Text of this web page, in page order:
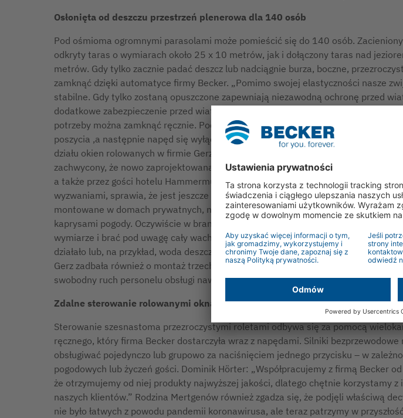
Osłonięta od deszczu przestrzeń plenerowa dla 140 osób
Pod ośmioma ogromnymi parasolami może pomieścić się do 140 osób.
odkryty taras o wymiarach około 25 x 10 metrów, jak i dołączony taras nad
metrów. Gdy tylko zacznie padać deszcz lub nadciągnie burza, boczne,
zamknąć dzięki automatyce firmy Becker. „Pomimo swojej elastyczności nasze
stabilne. Gdy tylko zostaną opuszczone zapewniają niezawodną ochronę przed
dodatkowe zabezpieczenie przed wiatrem okno rolowane posiada zamek w szynie
potrzeby można zamknąć ręcznie. Podniesienie rolety po zamknięciu zamka
poszycia ,a następnie napęd się wyłącza” – wyjaśnia Dominik Hörter zasadę
działu okien rolowanych w firmie Gerz GmbH był mocno zaangażowany w proces
zachwycony, że nowo zaprojektowana przestrzeń zewnętrzna została tak dobrze
a także przez gości hotelu Hammermühle. Fakt, że ten wyjątkowy projekt również
wyzwaniami, sprawia, że jest jeszcze bardziej zadowolony z rezultatów: „Nasze
montowane w domach prywatnych, np. do zabezpieczania zadaszonych tarasów
kaprysami pogody. Oczywiście w branży gastronomicznej musieliśmy myśleć w
wymiarze i brać pod uwagę cały wachlarz potrzeb, aby ostatecznie wszystko było
działało lub, na przykład, woda deszczowa mogła być niezawodnie odprowadzana
Gerz zadbała również o montaż trzech zamykanych dwuskrzydłowych drzwi
swobodny ruch personelu obsługi nawet wtedy, gdy boczne rolety są zasłonięte.
Zdalne sterowanie rolowanymi oknami
Sterowanie szesnastoma przezroczystymi roletami odbywa się za pomocą
ręcznego, który firma Becker dostarczyła wraz z napędami. Silniki bezprzewodowe
obsługiwać pojedynczo lub grupowo za naciśnięciem jednego przycisku – w
pogodowych lub życzeń gości. Dominik Hörter: „Współpracujemy z firmą Becker
że otrzymujemy od niej produkty najwyższej jakości, dlatego chętnie korzystamy z
naszych klientów.” Rodzina Mertgenów również zgadza się, że podjęli właściwą
nie było łatwych z powodu pandemii koronawirusa, ale teraz patrzymy w